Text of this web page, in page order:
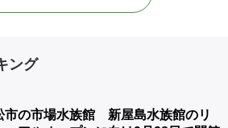
ング
市の市場水族館 新屋島水族館のリ